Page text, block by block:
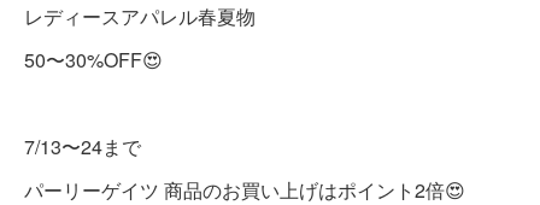
レディースアパレル春夏物
50〜30%OFF😍
7/13〜24まで
パーリーゲイツ 商品のお買い上げはポイント2倍😍